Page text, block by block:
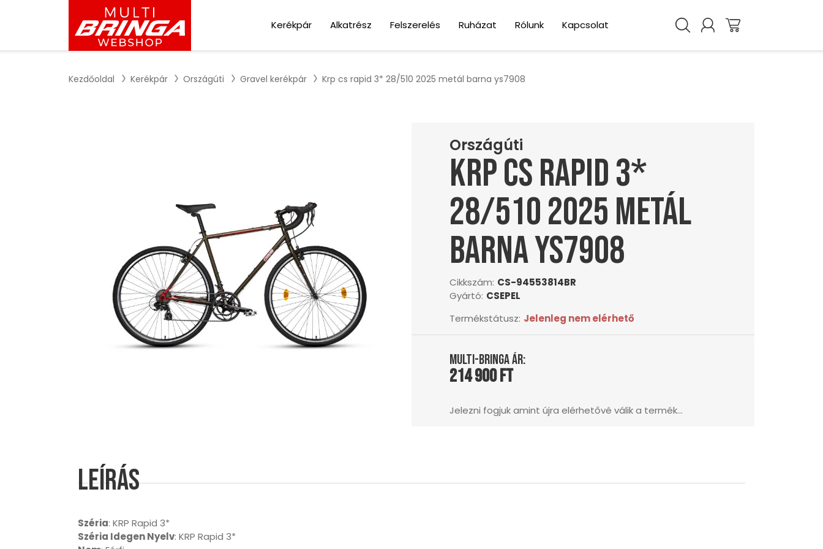
Kerékpár Alkatrész Felszerelés Ruházat Rólunk Kapcsolat
Kezdőoldal Kerékpár Országúti Gravel kerékpár Krp cs rapid 3* 28/510 2025 metál barna ys7908
Országúti
Krp cs rapid 3*
28/510 2025 metál
barna ys7908
Cikkszám: CS-94553814BR
Gyártó: CSEPEL
Termékstátusz: Jelenleg nem elérhető
Multi-Bringa ár:
214 900 Ft
Jelezni fogjuk amint újra elérhetővé válik a termék...
Leírás
Széria: KRP Rapid 3*
Széria Idegen Nyelv: KRP Rapid 3*